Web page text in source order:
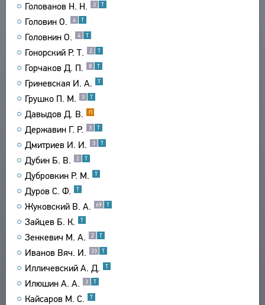
Голованов Н. Н. 3 Т
Головин О. 4 Т
Головнин О. 4 Т
Гонорский Р. Т. 2 Т
Горчаков Д. П. 8 Т
Гриневская И. А. Т
Грушко П. М. 3 Т
Давыдов Д. В. П
Державин Г. Р. 3 Т
Дмитриев И. И. 3 Т
Дубин Б. В. 2 Т
Дубровкин Р. М. Т
Дуров С. Ф. Т
Жуковский В. А. 69 Т
Зайцев Б. К. Т
Зенкевич М. А. 2 Т
Иванов Вяч. И. 33 Т
Илличевский А. Д. Т
Илюшин А. А. 3 Т
Кайсаров М. С. Т
ФУНКЦИОНАЛЬНОСТЬ
УКАЗАТЕЛИ
ПОИСК
СВЯЗИ
СОЗДАТЕЛИ ПРОЕКТА